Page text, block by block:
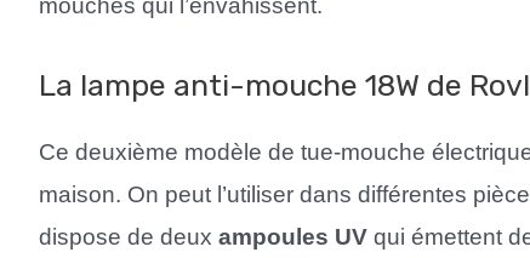
mouches qui l’envahissent.
La lampe anti-mouche 18W de
Ce deuxième modèle de tue-mouche
maison. On peut l’utiliser dans différentes
dispose de deux ampoules UV qui émettent